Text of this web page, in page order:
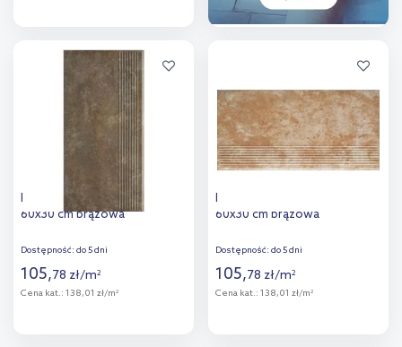
Dodaj do
porównania
Paradyż Ilario Brown stopnica
60x30 cm brązowa
Dostępność: do 5 dni
105,78 zł/m2
Cena kat.: 138,01 zł/m2
Paradyż Ilario Ochra stopnica
60x30 cm brązowa
Dostępność: do 5 dni
105,78 zł/m2
Cena kat.: 138,01 zł/m2